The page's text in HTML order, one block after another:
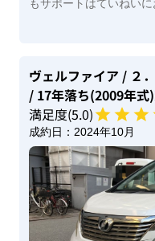
もサポートはていねい
ヴェルファイア / ２
/ 17年落ち(2009年式)
満足度(5.0)
成約日： 2024年10月